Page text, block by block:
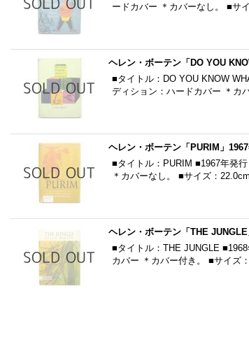
ードカバー ＊カバーなし。 ■サ
ヘレン・ボーテン「DO YOU
■タイトル：DO YOU KNOW
ディション：ハードカバー ＊カ
ヘレン・ボーテン「PURIM」
■タイトル：PURIM ■1967年発
＊カバーなし。 ■サイズ：
ヘレン・ボーテン「THE
■タイトル：THE JUNGLE
カバー ＊カバー付き。 ■サイズ